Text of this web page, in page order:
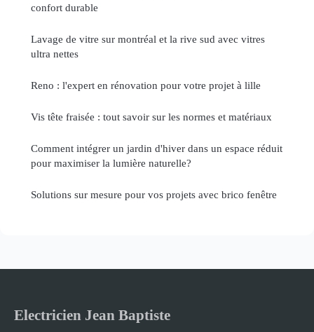
confort durable
Lavage de vitre sur montréal et la rive sud avec vitres
ultra nettes
Reno : l'expert en rénovation pour votre projet à lille
Vis tête fraisée : tout savoir sur les normes et matériaux
Comment intégrer un jardin d'hiver dans un espace réduit
pour maximiser la lumière naturelle?
Solutions sur mesure pour vos projets avec brico fenêtre
Electricien Jean Baptiste